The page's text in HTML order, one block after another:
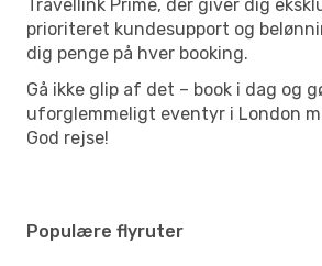
Travellink Prime, der giver dig
prioriteret kundesupport og
dig penge på hver booking.
Gå ikke glip af det – book i dag og
uforglemmeligt eventyr i London
God rejse!
Populære flyruter